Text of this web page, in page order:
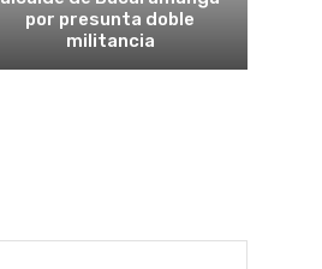
por presunta doble
militancia